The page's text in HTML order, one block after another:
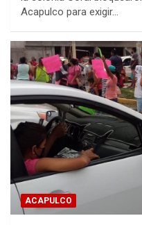
Acapulco para exigir…
ACAPULCO